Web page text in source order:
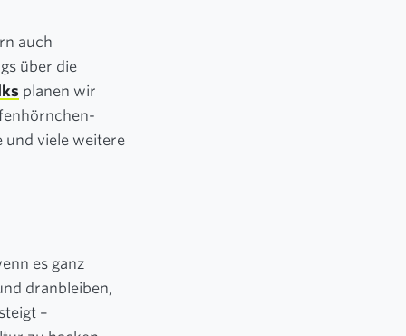
auch
über die
planen wir
und viele weitere
es ganz
dranbleiben,
–